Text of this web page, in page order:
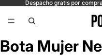
Despacho gratis por
Abrir
imagen
Abrir
imagen
Abrir
imagen
Abrir
imagen
Bota Mujer